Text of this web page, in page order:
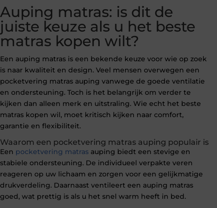
Auping matras: is dit de
juiste keuze als u het beste
matras kopen wilt?
Een auping matras is een bekende keuze voor wie op zoek
is naar kwaliteit en design. Veel mensen overwegen een
pocketvering matras auping vanwege de goede ventilatie
en ondersteuning. Toch is het belangrijk om verder te
kijken dan alleen merk en uitstraling. Wie echt het beste
matras kopen wil, moet kritisch kijken naar comfort,
garantie en flexibiliteit.
Waarom een pocketvering matras auping populair is
Een pocketvering matras auping biedt een stevige en
stabiele ondersteuning. De individueel verpakte veren
reageren op uw lichaam en zorgen voor een gelijkmatige
drukverdeling. Daarnaast ventileert een auping matras
goed, wat prettig is als u het snel warm heeft in bed.